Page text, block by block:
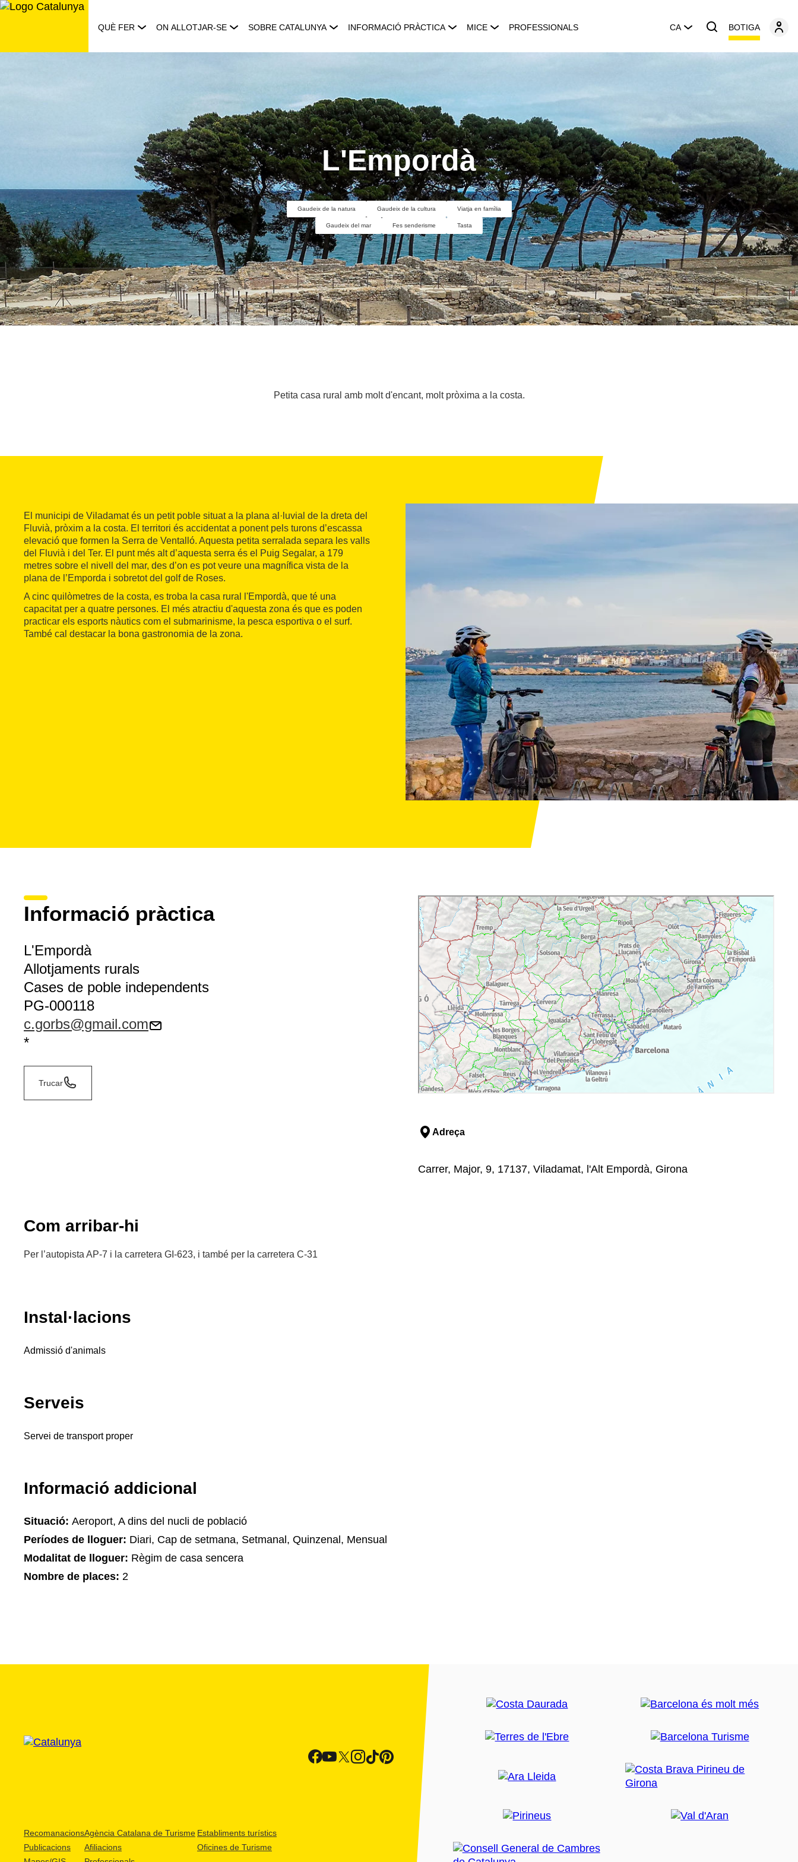
Saltar
QUÈ FER ON ALLOTJAR-SE SOBRE CATALUNYA INFORMACIÓ PRÀCTICA MICE PROFESSIONALS CA BOTIGA
L'Empordà
Gaudeix de la natura Gaudeix de la cultura Viatja en família
Gaudeix del mar Fes senderisme Tasta
Petita casa rural amb molt d'encant, molt pròxima a la costa.
El municipi de Viladamat és un petit poble situat a la plana al·luvial de la dreta del
Fluvià, pròxim a la costa. El territori és accidentat a ponent pels turons d’escassa
elevació que formen la Serra de Ventalló. Aquesta petita serralada separa les valls
del Fluvià i del Ter. El punt més alt d’aquesta serra és el Puig Segalar, a 179
metres sobre el nivell del mar, des d’on es pot veure una magnífica vista de la
plana de l’Emporda i sobretot del golf de Roses.
A cinc quilòmetres de la costa, es troba la casa rural l'Empordà, que té una
capacitat per a quatre persones. El més atractiu d'aquesta zona és que es poden
practicar els esports nàutics com el submarinisme, la pesca esportiva o el surf.
També cal destacar la bona gastronomia de la zona.
Informació pràctica
L'Empordà
Allotjaments rurals
Cases de poble independents
PG-000118
c.gorbs@gmail.com
*
Trucar
Adreça
Carrer, Major, 9, 17137, Viladamat, l'Alt Empordà, Girona
Com arribar-hi
Per l’autopista AP-7 i la carretera GI-623, i també per la carretera C-31
Instal·lacions
Admissió d'animals
Serveis
Servei de transport proper
Informació addicional
Situació: Aeroport, A dins del nucli de població
Períodes de lloguer: Diari, Cap de setmana, Setmanal, Quinzenal, Mensual
Modalitat de lloguer: Règim de casa sencera
Nombre de places: 2
Recomanacions
Publicacions
Agència Catalana de Turisme
Afiliacions
Establiments turístics
Oficines de Turisme